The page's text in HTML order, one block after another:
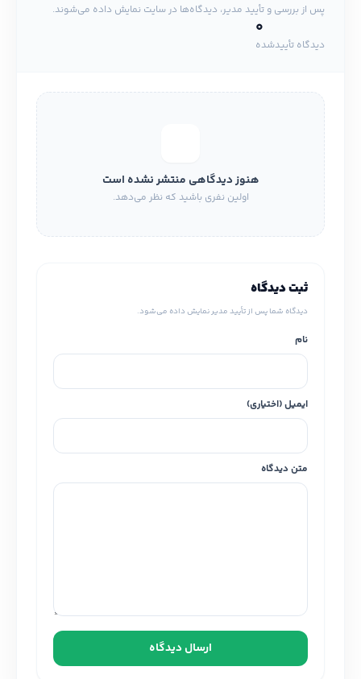
پس از بررسی و تأیید مدیر، دیدگاه‌ها در سایت نمایش داده می‌شوند.
0
دیدگاه تأییدشده
هنوز دیدگاهی منتشر نشده است
اولین نفری باشید که نظر می‌دهد.
ثبت دیدگاه
دیدگاه شما پس از تأیید مدیر نمایش داده می‌شود.
نام
ایمیل (اختیاری)
متن دیدگاه
ارسال دیدگاه